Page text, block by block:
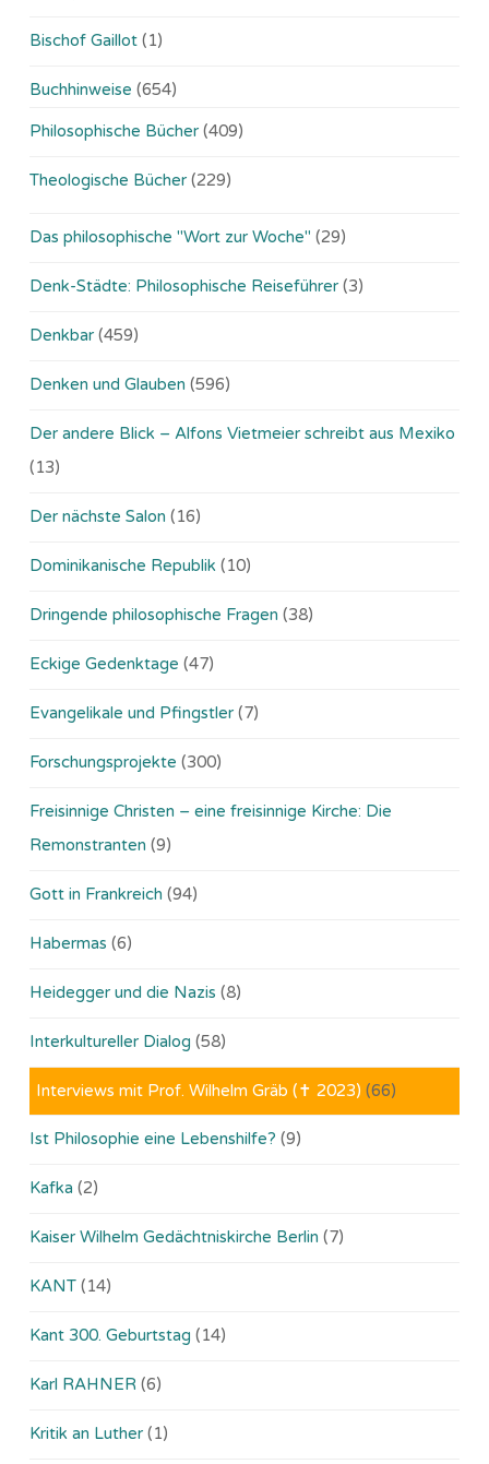
Bischof Gaillot (1)
Buchhinweise (654)
Philosophische Bücher (409)
Theologische Bücher (229)
Das philosophische "Wort zur Woche" (29)
Denk-Städte: Philosophische Reiseführer (3)
Denkbar (459)
Denken und Glauben (596)
Der andere Blick – Alfons Vietmeier schreibt aus Mexiko
(13)
Der nächste Salon (16)
Dominikanische Republik (10)
Dringende philosophische Fragen (38)
Eckige Gedenktage (47)
Evangelikale und Pfingstler (7)
Forschungsprojekte (300)
Freisinnige Christen – eine freisinnige Kirche: Die
Remonstranten (9)
Gott in Frankreich (94)
Habermas (6)
Heidegger und die Nazis (8)
Interkultureller Dialog (58)
Interviews mit Prof. Wilhelm Gräb (✝ 2023) (66)
Ist Philosophie eine Lebenshilfe? (9)
Kafka (2)
Kaiser Wilhelm Gedächtniskirche Berlin (7)
KANT (14)
Kant 300. Geburtstag (14)
Karl RAHNER (6)
Kritik an Luther (1)